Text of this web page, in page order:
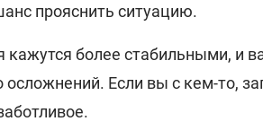
прояснить ситуацию.
более стабильными, и
осложнений. Если вы с кем-то,